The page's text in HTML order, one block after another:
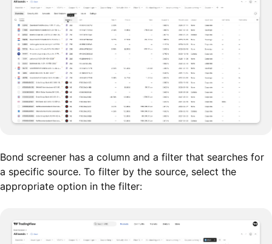
Bond screener has a column and a filter that searches for
a specific source. To filter by the source, select the
appropriate option in the filter: